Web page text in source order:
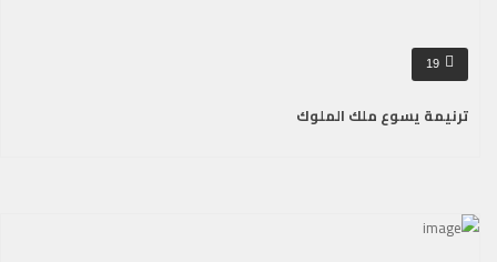
19
ترنيمة يسوع ملك الملوك